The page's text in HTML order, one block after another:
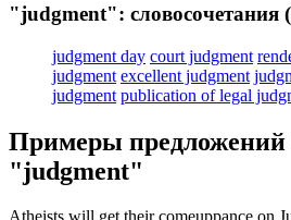
"judgment": словосочетания
judgment day court judgment
judgment excellent judgment
judgment publication of legal
Примеры предложений
"judgment"